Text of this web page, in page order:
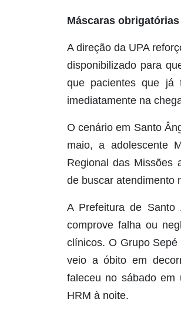
Máscaras
A direção da UPA
disponibilizado para
que pacientes que já
imediatamente na
O cenário em Santo
maio, a adolescente
Regional das Missões
de buscar atendimento
A Prefeitura de Santo
comprove falha ou
clínicos. O Grupo
veio a óbito em
faleceu no sábado em
HRM à noite.